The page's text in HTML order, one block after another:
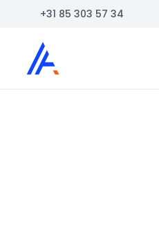
+31 85 303 57 34
Auto Atlas